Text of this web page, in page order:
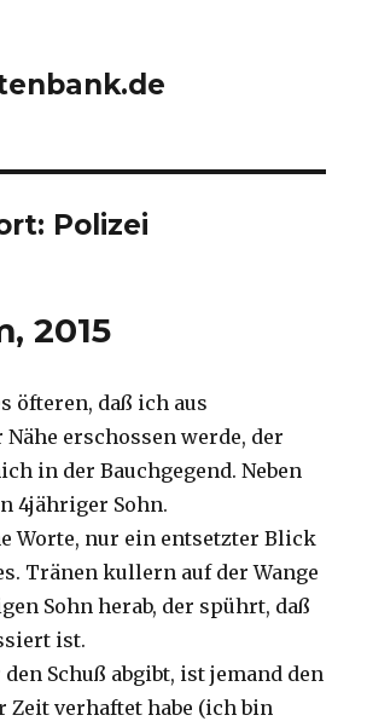
Polizei
2015
öfteren, daß ich aus
erschossen werde, der
in der Bauchgegend. Neben
4jähriger Sohn.
Worte, nur ein entsetzter Blick
Tränen kullern auf der Wange
Sohn herab, der spührt, daß
ist.
Schuß abgibt, ist jemand den
Zeit verhaftet habe (ich bin